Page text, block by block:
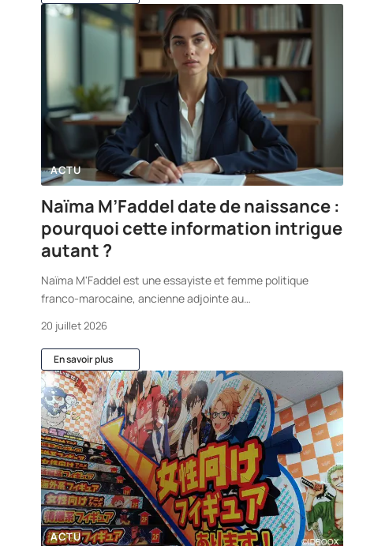
ACTU
Naïma M’Faddel date de naissance :
pourquoi cette information intrigue
autant ?
Naïma M'Faddel est une essayiste et femme politique
franco-marocaine, ancienne adjointe au…
20 juillet 2026
En savoir plus
ACTU